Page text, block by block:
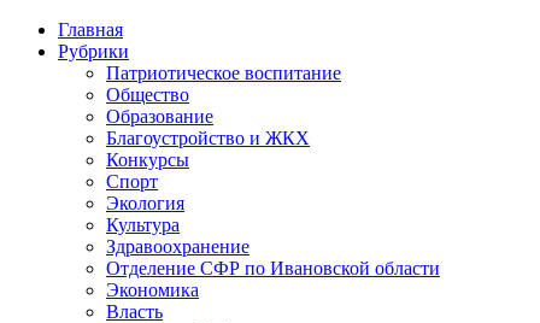
Главная
Рубрики
Патриотическое воспитание
Общество
Образование
Благоустройство и ЖКХ
Конкурсы
Спорт
Экология
Культура
Здравоохранение
Отделение СФР по Ивановской области
Экономика
Власть